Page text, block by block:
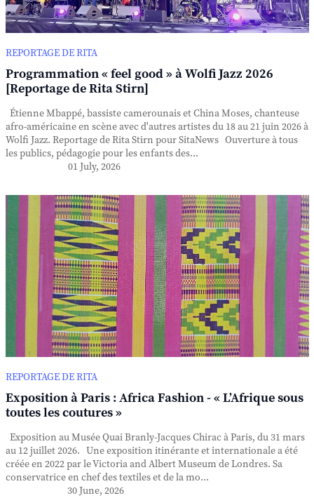
REPORTAGE DE RITA
Programmation « feel good » à Wolfi Jazz 2026
[Reportage de Rita Stirn]
Étienne Mbappé, bassiste camerounais et China Moses, chanteuse
afro-américaine en scène avec d'autres artistes du 18 au 21 juin 2026 à
Wolfi Jazz. Reportage de Rita Stirn pour SitaNews Ouverture à tous
les publics, pédagogie pour les enfants des...
01 July, 2026
REPORTAGE DE RITA
Exposition à Paris : Africa Fashion - « L’Afrique sous
toutes les coutures »
Exposition au Musée Quai Branly-Jacques Chirac à Paris, du 31 mars
au 12 juillet 2026. Une exposition itinérante et internationale a été
créée en 2022 par le Victoria and Albert Museum de Londres. Sa
conservatrice en chef des textiles et de la mo...
30 June, 2026